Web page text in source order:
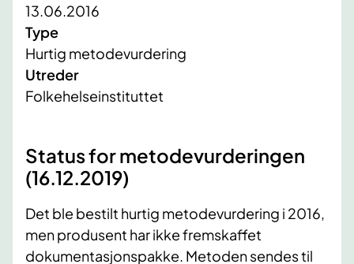
13.06.2016
Type
Hurtig metodevurdering
Utreder
Folkehelseinstituttet
Status for metodevurderingen
(16.12.2019)
Det ble bestilt hurtig metodevurdering i 2016,
men produsent har ikke fremskaffet
dokumentasjonspakke. Metoden sendes til